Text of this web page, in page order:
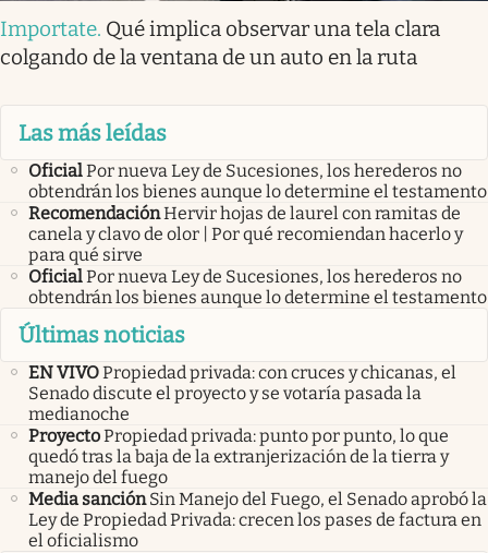
Importate. Qué implica observar una tela clara
colgando de la ventana de un auto en la ruta
Las más leídas
OficialPor nueva Ley de Sucesiones, los herederos no
obtendrán los bienes aunque lo determine el testamento
RecomendaciónHervir hojas de laurel con ramitas de
canela y clavo de olor | Por qué recomiendan hacerlo y
para qué sirve
OficialPor nueva Ley de Sucesiones, los herederos no
obtendrán los bienes aunque lo determine el testamento
Últimas noticias
EN VIVOPropiedad privada: con cruces y chicanas, el
Senado discute el proyecto y se votaría pasada la
medianoche
ProyectoPropiedad privada: punto por punto, lo que
quedó tras la baja de la extranjerización de la tierra y
manejo del fuego
Media sanción Sin Manejo del Fuego, el Senado aprobó la
Ley de Propiedad Privada: crecen los pases de factura en
el oficialismo